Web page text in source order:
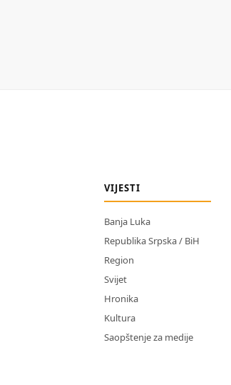
VIJESTI
Banja Luka
Republika Srpska / BiH
Region
Svijet
Hronika
Kultura
Saopštenje za medije